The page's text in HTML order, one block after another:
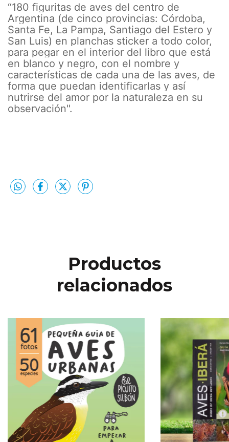
“180 figuritas de aves del centro de
Argentina (de cinco provincias: Córdoba,
Santa Fe, La Pampa, Santiago del Estero y
San Luis) en planchas sticker a todo color,
para pegar en el interior del libro que está
en blanco y negro, con el nombre y
características de cada una de las aves, de
forma que puedan identificarlas y así
nutrirse del amor por la naturaleza en su
observación".
Productos
relacionados